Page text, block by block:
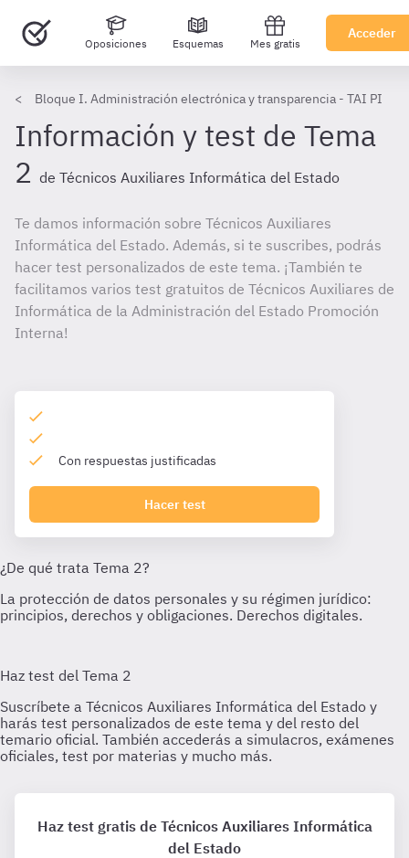
Oposiciones Esquemas Mes gratis
Acceder
Bloque I. Administración electrónica y transparencia - TAI PI
Información y test de Tema
2 de Técnicos Auxiliares Informática del Estado
Te damos información sobre Técnicos Auxiliares
Informática del Estado. Además, si te suscribes, podrás
hacer test personalizados de este tema. ¡También te
facilitamos varios test gratuitos de Técnicos Auxiliares de
Informática de la Administración del Estado Promoción
Interna!
Con respuestas justificadas
Hacer test
Haz test gratis de Técnicos Auxiliares Informática
del Estado